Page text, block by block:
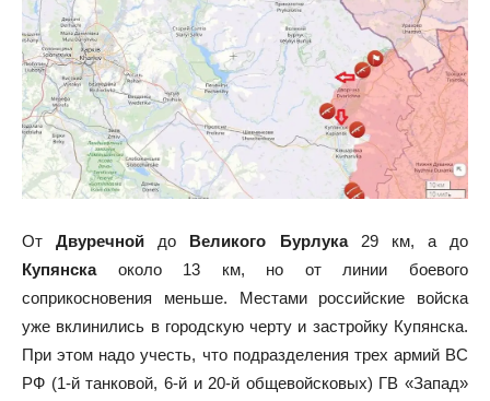
ОтДвуречной до Великого Бурлука29 км, а до
Купянскаоколо 13 км, но от линии боевого
соприкосновения меньше. Местами российские войска
уже вклинились в городскую черту и застройку Купянска.
При этом надо учесть, что подразделения трех армий ВС
РФ (1-й танковой, 6-й и 20-й общевойсковых) ГВ «Запад»